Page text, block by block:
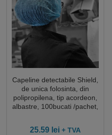
Capeline detectabile Shield,
de unica folosinta, din
polipropilena, tip acordeon,
albastre, 100bucati /pachet,
25.59 lei + TVA